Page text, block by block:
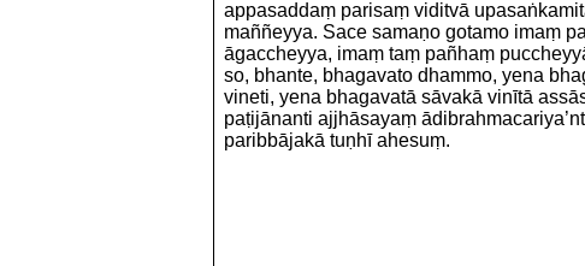
appasaddaṃ parisaṃ viditvā
maññeyya. Sace samaṇo gotamo imaṃ
āgaccheyya, imaṃ taṃ pañhaṃ
so, bhante, bhagavato dhammo, yena
vineti, yena bhagavatā sāvakā vinītā
paṭijānanti ajjhāsayaṃ
paribbājakā tuṇhī ahesuṃ.